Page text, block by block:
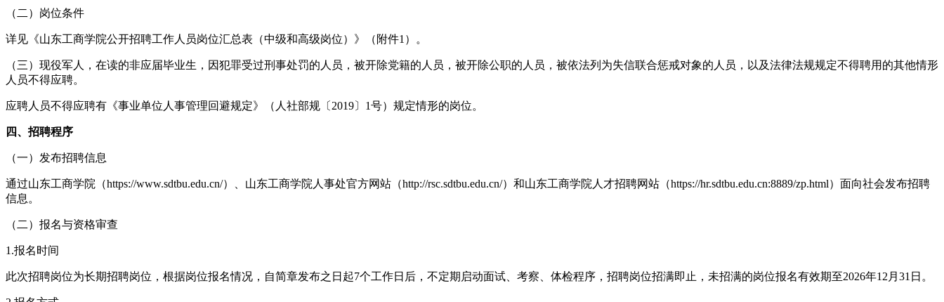
（二）岗位条件
详见《山东工商学院公开招聘工作人员岗位汇总表（中级和高级岗位）》（附件1）。
（三）现役军人，在读的非应届毕业生，因犯罪受过刑事处罚的人员，被开除党籍的人员，被开除公职的人员，被依法列为失信联合惩戒对象的人员，以及法律法规规定不得聘用的其他情形
人员不得应聘。
应聘人员不得应聘有《事业单位人事管理回避规定》（人社部规〔2019〕1号）规定情形的岗位。
四、招聘程序
（一）发布招聘信息
通过山东工商学院（https://www.sdtbu.edu.cn/）、山东工商学院人事处官方网站（http://rsc.sdtbu.edu.cn/）和山东工商学院人才招聘网站（https://hr.sdtbu.edu.cn:8889/zp.html）面向社会发布招聘
信息。
（二）报名与资格审查
1.报名时间
此次招聘岗位为长期招聘岗位，根据岗位报名情况，自简章发布之日起7个工作日后，不定期启动面试、考察、体检程序，招聘岗位招满即止，未招满的岗位报名有效期至2026年12月31日。